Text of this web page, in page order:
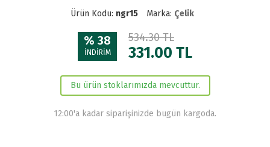
Ürün Kodu: ngr15 Marka: Çelik
% 38
İNDİRİM
534.30 TL
331.00 TL
Bu ürün stoklarımızda mevcuttur.
12:00'a kadar siparişinizde bugün kargoda.